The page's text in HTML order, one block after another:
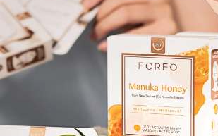
FAQ™ Pure Beauty-Tech Elixir
issa™ Teeth Whitening Set
English Deutsch
Français
Italiano
Polski
Svenska
简体中文 繁